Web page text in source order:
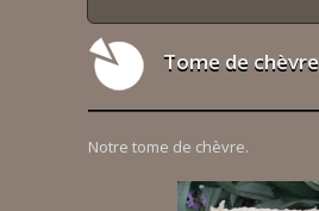
Tome de chèvre
Notre tome de chèvre.